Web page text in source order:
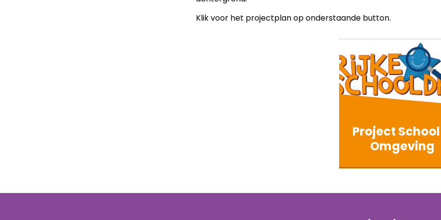
Klik voor het projectplan op onderstaande button.
Project
Omgeving